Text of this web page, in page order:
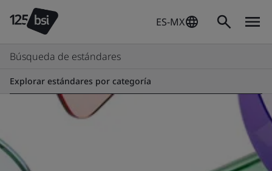
ES-MX
Búsqueda de estándares
Explorar estándares por categoría